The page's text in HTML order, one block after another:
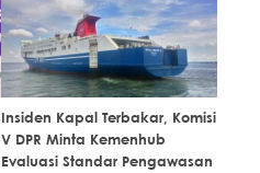
Insiden Kapal Terbakar, Komisi
V DPR Minta Kemenhub
Evaluasi Standar Pengawasan